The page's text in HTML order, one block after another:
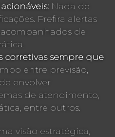
Nada de
Prefira alertas
de
corretivas sempre que
entre previsão,
envolver
de atendimento,
entre outros.
visão estratégica,